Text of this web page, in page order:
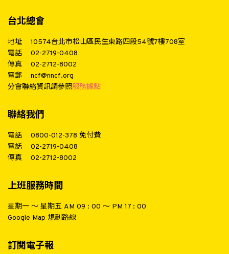
台北總會
地址
10574台北市松山區民生東路四段54號7樓708室
電話
02-2719-0408
傳真
02-2712-8002
電郵
ncf@nncf.org
分會聯絡資訊請參照服務據點
聯絡我們
電話 0800-012-378 免付費
電話
02-2719-0408
傳真
02-2712-8002
上班服務時間
星期一 ～ 星期五 AM 09 : 00 ～ PM 17 : 00
Google Map 規劃路線
訂閱電子報